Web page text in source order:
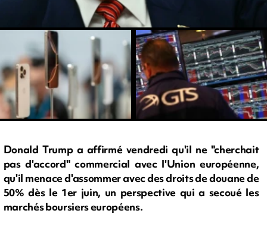
Donald Trump a affirmé vendredi qu'il ne "cherchait
pas d'accord" commercial avec l'Union européenne,
qu'il menace d'assommer avec des droits de douane de
50% dès le 1er juin, un perspective qui a secoué les
marchés boursiers européens.